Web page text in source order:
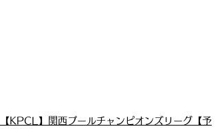
【KPCL】関西プールチャンピオンズリーグ【予